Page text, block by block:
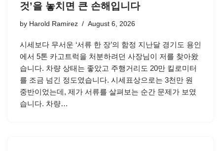
것’을 놓치면 큰 손해입니다
by Harold Ramirez August 6, 2026
시세보다 무서운 ‘서류 한 장’의 함정 지난달 경기도 용인
에서 5톤 카고트럭을 처분하려던 사장님이 저를 찾아왔
습니다. 차량 상태는 좋았고 주행거리도 20만 킬로미터
를 조금 넘긴 정도였습니다. 시세표상으로는 3천만 원
중반이었는데, 제가 서류를 살펴보는 순간 문제가 보였
습니다. 차량…